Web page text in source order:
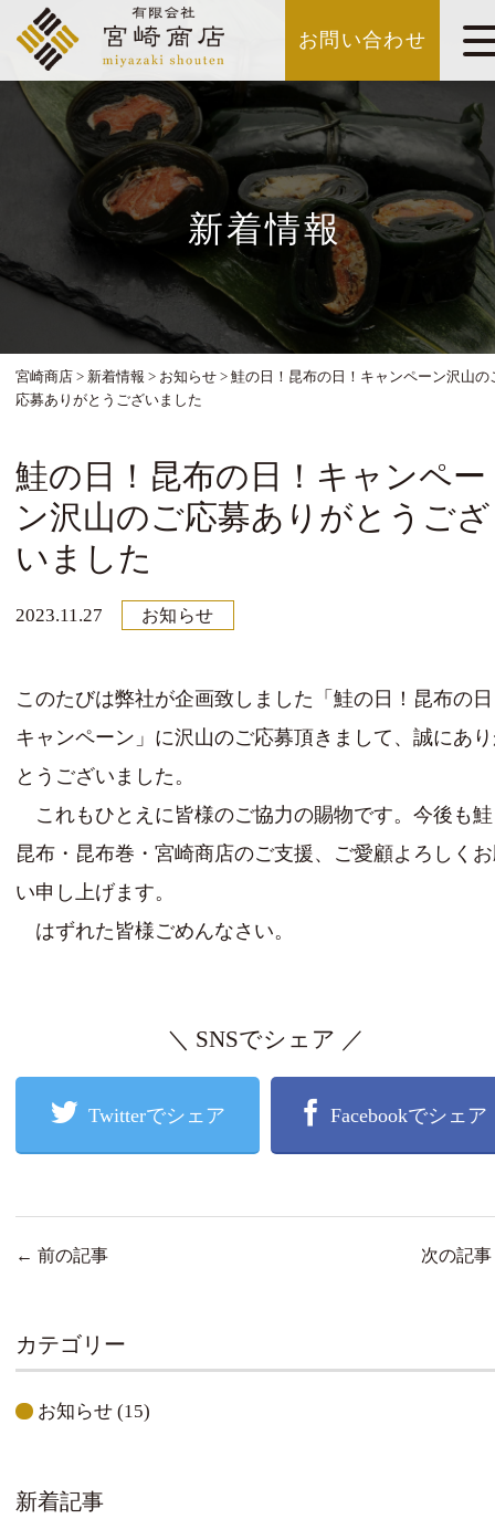
お問い合わせ
新着情報
宮崎商店 > 新着情報 > お知らせ >鮭の日！昆布の日！キャンペーン沢山の
応募ありがとうございました
鮭の日！昆布の日！キャンペー
ン沢山のご応募ありがとうござ
いました
2023.11.27 お知らせ
このたびは弊社が企画致しました「鮭の日！昆布の
キャンペーン」に沢山のご応募頂きまして、誠にあ
とうございました。
これもひとえに皆様のご協力の賜物です。今後も
昆布・昆布巻・宮崎商店のご支援、ご愛顧よろしく
い申し上げます。
はずれた皆様ごめんなさい。
＼ SNSでシェア ／
Twitterでシェア Facebookでシェア
← 前の記事 次の記事
カテゴリー
お知らせ (15)
新着記事